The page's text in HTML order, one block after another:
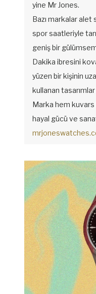
yine Mr Jones.
Bazı markalar alet
spor saatleriyle
geniş bir
Dakika ibresini
yüzen bir kişinin
kullanan
Marka hem kuvars
hayal gücü ve